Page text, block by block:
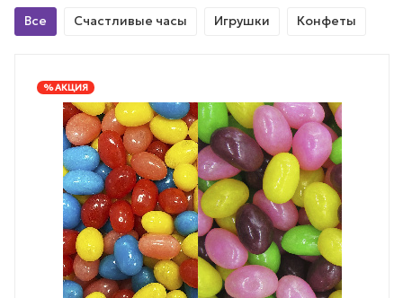
Все Счастливые часы Игрушки Конфеты
% АКЦИЯ